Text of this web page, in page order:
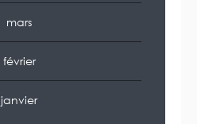
mars
février
janvier